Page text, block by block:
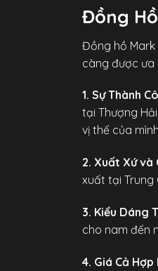
Đồng
Đồng hồ Mark
càng được ưa
1. Sự Thành
tại Thượng
vị thế của
2. Xuất Xứ và
xuất tại Trung
3. Kiểu Dáng
cho nam đến
4. Giá Cả